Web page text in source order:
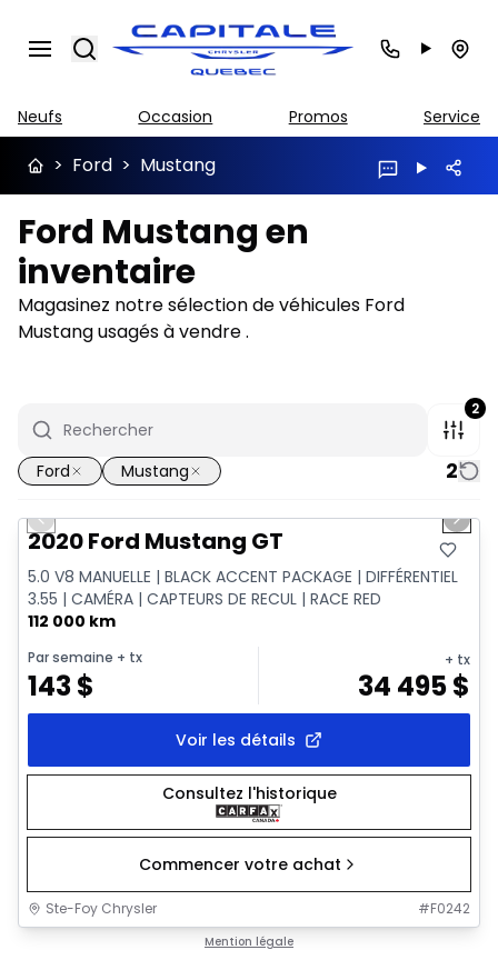
Search
Neufs Occasion Promos Service
> Ford > Mustang
Ford Mustang en
inventaire
Magasinez notre sélection de véhicules Ford
Mustang usagés à vendre .
2
Ford Mustang 2
Très bonne offre
Previous slide Next
2020 Ford Mustang GT
5.0 V8 MANUELLE | BLACK ACCENT PACKAGE | DIFFÉRENTIEL
3.55 | CAMÉRA | CAPTEURS DE RECUL | RACE RED
112 000 km
Par semaine + tx
143$
+ tx
34 495$
Voir les détails
Consultez l'historique
Commencer votre achat
Ste-Foy Chrysler #F0242
Mention légale